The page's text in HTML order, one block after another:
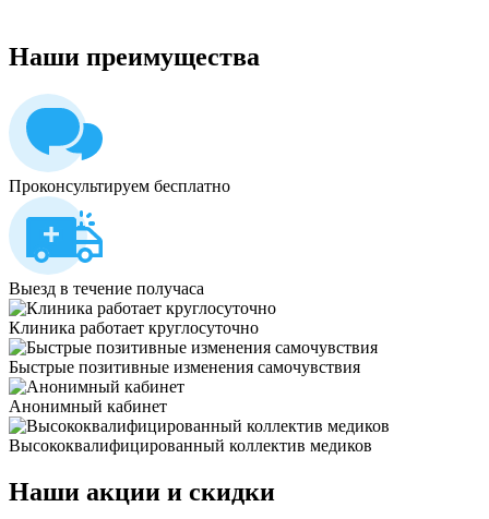
Наши преимущества
Проконсультируем бесплатно
Выезд в течение получаса
Клиника работает круглосуточно
Быстрые позитивные изменения самочувствия
Анонимный кабинет
Высококвалифицированный коллектив медиков
Наши акции и скидки